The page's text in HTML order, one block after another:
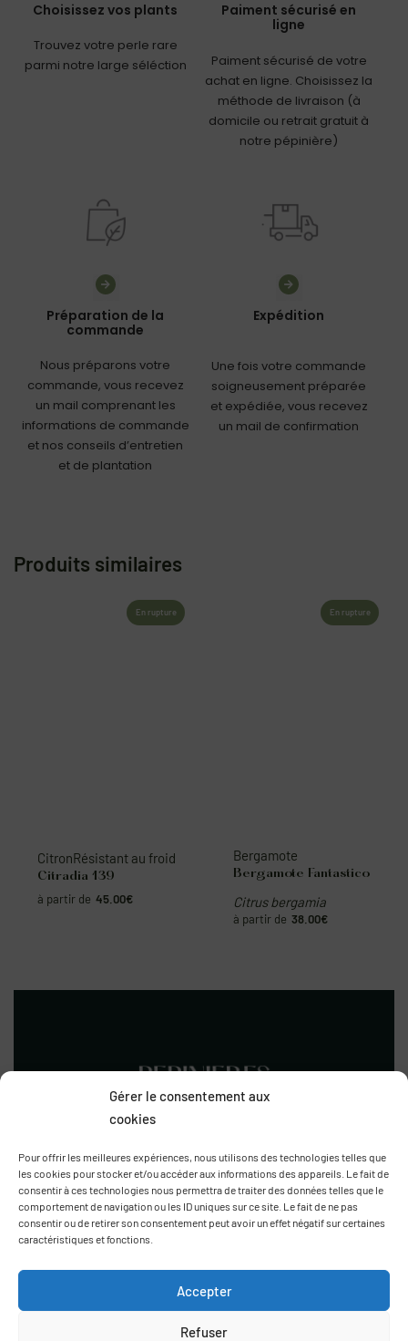
Gérer le consentement aux
cookies
Pour offrir les meilleures expériences, nous utilisons des technologies telles que
les cookies pour stocker et/ou accéder aux informations des appareils. Le fait de
consentir à ces technologies nous permettra de traiter des données telles que le
comportement de navigation ou les ID uniques sur ce site. Le fait de ne pas
consentir ou de retirer son consentement peut avoir un effet négatif sur certaines
caractéristiques et fonctions.
Accepter
Refuser
Choisissez vos plants
Trouvez votre perle rare
parmi notre large séléction
Paiment sécurisé en
ligne
Paiment sécurisé de votre
achat en ligne. Choisissez la
méthode de livraison (à
domicile ou retrait gratuit à
notre pépinière)
Préparation de la
commande
Nous préparons votre
commande, vous recevez
un mail comprenant les
informations de commande
et nos conseils d’entretien
et de plantation
Expédition
Une fois votre commande
soigneusement préparée
et expédiée, vous recevez
un mail de confirmation
Produits similaires
En rupture
Citradia 139
En rupture
Bergamote
Bergamote Fantastico
Route de Thuir
66170 Saint Feliu d’Avall
+33 (0)6 78 69 06 03